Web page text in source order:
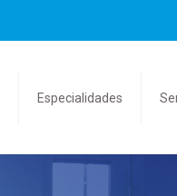
Especialidades